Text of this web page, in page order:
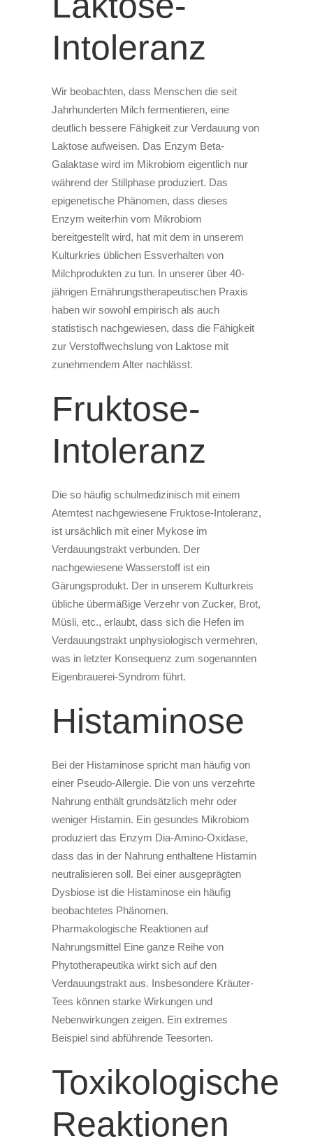
Intoleranz
Wir beobachten, dass Menschen die seit
Jahrhunderten Milch fermentieren, eine
deutlich bessere Fähigkeit zur Verdauung von
Laktose aufweisen. Das Enzym Beta-
Galaktase wird im Mikrobiom eigentlich nur
während der Stillphase produziert. Das
epigenetische Phänomen, dass dieses
Enzym weiterhin vom Mikrobiom
bereitgestellt wird, hat mit dem in unserem
Kulturkries üblichen Essverhalten von
Milchprodukten zu tun. In unserer über 40-
jährigen Ernährungstherapeutischen Praxis
haben wir sowohl empirisch als auch
statistisch nachgewiesen, dass die Fähigkeit
zur Verstoffwechslung von Laktose mit
zunehmendem Alter nachlässt.
Fruktose-
Intoleranz
Die so häufig schulmedizinisch mit einem
Atemtest nachgewiesene Fruktose-Intoleranz,
ist ursächlich mit einer Mykose im
Verdauungstrakt verbunden. Der
nachgewiesene Wasserstoff ist ein
Gärungsprodukt. Der in unserem Kulturkreis
übliche übermäßige Verzehr von Zucker, Brot,
Müsli, etc., erlaubt, dass sich die Hefen im
Verdauungstrakt unphysiologisch vermehren,
was in letzter Konsequenz zum sogenannten
Eigenbrauerei-Syndrom führt.
Histaminose
Bei der Histaminose spricht man häufig von
einer Pseudo-Allergie. Die von uns verzehrte
Nahrung enthält grundsätzlich mehr oder
weniger Histamin. Ein gesundes Mikrobiom
produziert das Enzym Dia-Amino-Oxidase,
dass das in der Nahrung enthaltene Histamin
neutralisieren soll. Bei einer ausgeprägten
Dysbiose ist die Histaminose ein häufig
beobachtetes Phänomen.
Pharmakologische Reaktionen auf
Nahrungsmittel Eine ganze Reihe von
Phytotherapeutika wirkt sich auf den
Verdauungstrakt aus. Insbesondere Kräuter-
Tees können starke Wirkungen und
Nebenwirkungen zeigen. Ein extremes
Beispiel sind abführende Teesorten.
Toxikologische
Reaktionen